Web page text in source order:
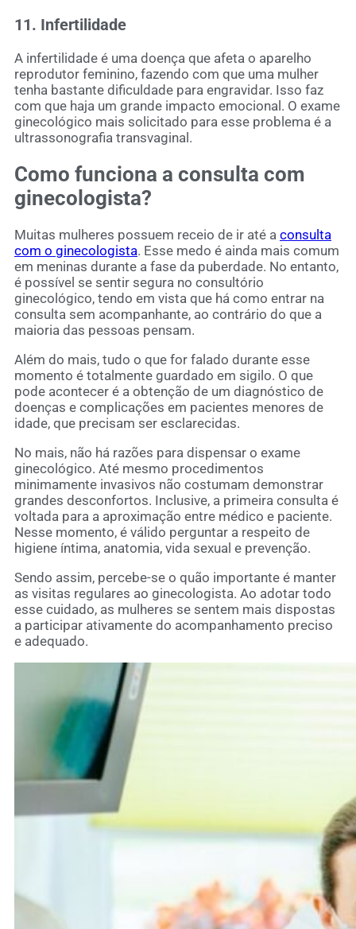
11. Infertilidade
A infertilidade é uma doença que afeta o aparelho
reprodutor feminino, fazendo com que uma mulher
tenha bastante dificuldade para engravidar. Isso faz
com que haja um grande impacto emocional. O exame
ginecológico mais solicitado para esse problema é a
ultrassonografia transvaginal.
Como funciona a consulta com
ginecologista?
Muitas mulheres possuem receio de ir até a consulta
com o ginecologista. Esse medo é ainda mais comum
em meninas durante a fase da puberdade. No entanto,
é possível se sentir segura no consultório
ginecológico, tendo em vista que há como entrar na
consulta sem acompanhante, ao contrário do que a
maioria das pessoas pensam.
Além do mais, tudo o que for falado durante esse
momento é totalmente guardado em sigilo. O que
pode acontecer é a obtenção de um diagnóstico de
doenças e complicações em pacientes menores de
idade, que precisam ser esclarecidas.
No mais, não há razões para dispensar o exame
ginecológico. Até mesmo procedimentos
minimamente invasivos não costumam demonstrar
grandes desconfortos. Inclusive, a primeira consulta é
voltada para a aproximação entre médico e paciente.
Nesse momento, é válido perguntar a respeito de
higiene íntima, anatomia, vida sexual e prevenção.
Sendo assim, percebe-se o quão importante é manter
as visitas regulares ao ginecologista. Ao adotar todo
esse cuidado, as mulheres se sentem mais dispostas
a participar ativamente do acompanhamento preciso
e adequado.